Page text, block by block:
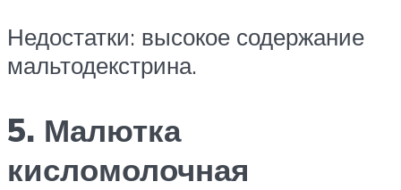
Недостатки: высокое содержание
мальтодекстрина.
5. Малютка
кисломолочная